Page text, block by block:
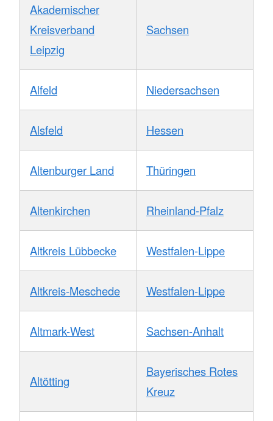
Akademischer
Kreisverband
Leipzig
Sachsen
Alfeld Niedersachsen
Alsfeld Hessen
Altenburger Land Thüringen
Altenkirchen Rheinland-Pfalz
Altkreis Lübbecke Westfalen-Lippe
Altkreis-Meschede Westfalen-Lippe
Altmark-West Sachsen-Anhalt
Altötting
Bayerisches Rotes
Kreuz